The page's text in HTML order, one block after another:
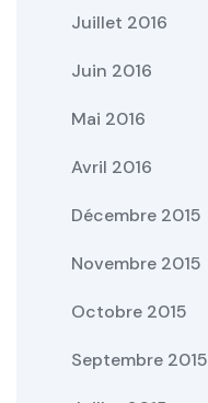
Juillet 2016
Juin 2016
Mai 2016
Avril 2016
Décembre 2015
Novembre 2015
Octobre 2015
Septembre 2015